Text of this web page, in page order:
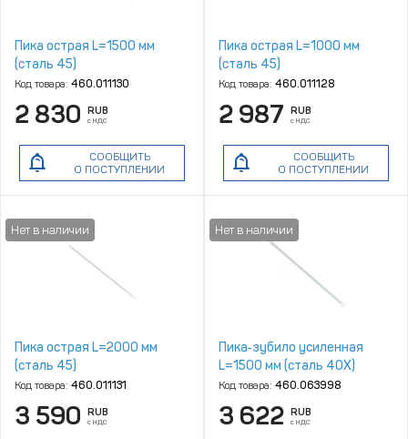
Пика острая L=1500 мм
(сталь 45)
Код товара: 460.011130
2 830 RUB
с НДС
СООБЩИТЬ
О ПОСТУПЛЕНИИ
Пика острая L=1000 мм
(сталь 45)
Код товара: 460.011128
2 987 RUB
с НДС
СООБЩИТЬ
О ПОСТУПЛЕНИИ
Пика острая L=2000 мм
(сталь 45)
Код товара: 460.011131
3 590 RUB
с НДС
Пика‑зубило усиленная
L=1500 мм (сталь 40Х)
Код товара: 460.063998
3 622 RUB
с НДС